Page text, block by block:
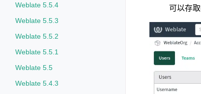
Weblate 5.5.4
Weblate 5.5.3
Weblate 5.5.2
Weblate 5.5.1
Weblate 5.5
Weblate 5.4.3
可以存